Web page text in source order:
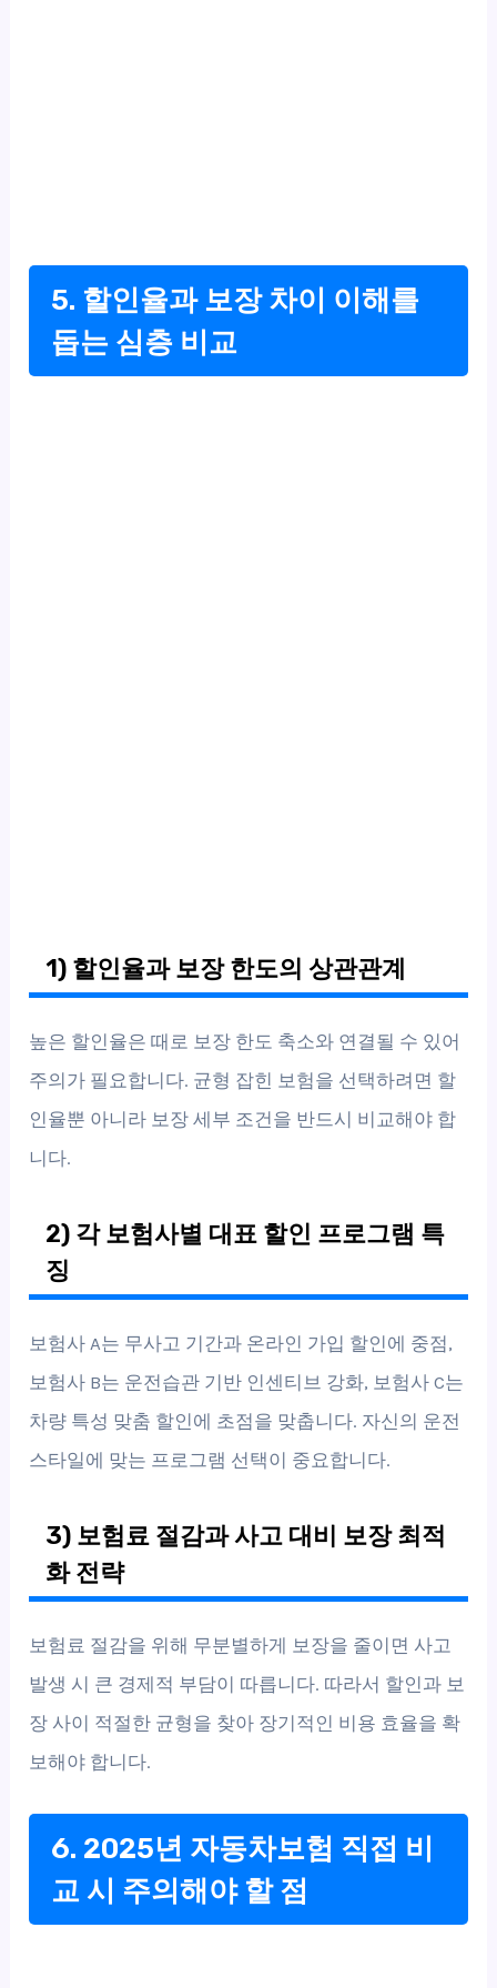
5. 할인율과 보장 차이 이해를
돕는 심층 비교
1) 할인율과 보장 한도의 상관관계
높은 할인율은 때로 보장 한도 축소와 연결될 수 있어
주의가 필요합니다. 균형 잡힌 보험을 선택하려면 할
인율뿐 아니라 보장 세부 조건을 반드시 비교해야 합
니다.
2) 각 보험사별 대표 할인 프로그램 특
징
보험사 A는 무사고 기간과 온라인 가입 할인에 중점,
보험사 B는 운전습관 기반 인센티브 강화, 보험사 C는
차량 특성 맞춤 할인에 초점을 맞춥니다. 자신의 운전
스타일에 맞는 프로그램 선택이 중요합니다.
3) 보험료 절감과 사고 대비 보장 최적
화 전략
보험료 절감을 위해 무분별하게 보장을 줄이면 사고
발생 시 큰 경제적 부담이 따릅니다. 따라서 할인과 보
장 사이 적절한 균형을 찾아 장기적인 비용 효율을 확
보해야 합니다.
6. 2025년 자동차보험 직접 비
교 시 주의해야 할 점